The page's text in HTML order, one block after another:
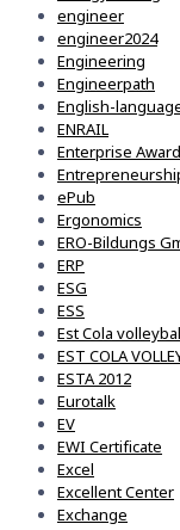
engineer
engineer2024
Engineering
Engineerpath
English-
ENRAIL
Enterprise Award
ePub
Ergonomics
ERO-Bildungs
ERP
ESG
ESS
Est Cola
EST COLA
ESTA 2012
Eurotalk
EV
EWI Certificate
Excel
Excellent Center
Exchange